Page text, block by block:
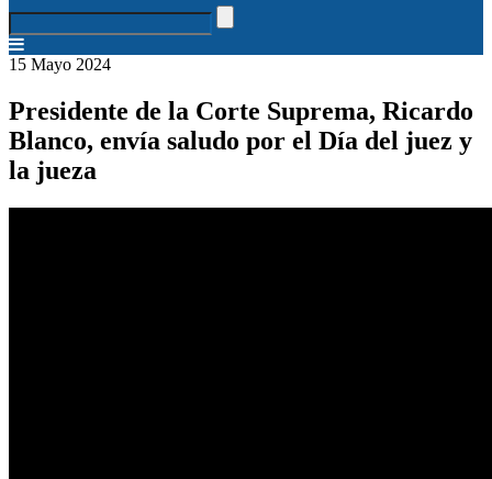
15 Mayo 2024
Presidente de la Corte Suprema, Ricardo
Blanco, envía saludo por el Día del juez y
la jueza